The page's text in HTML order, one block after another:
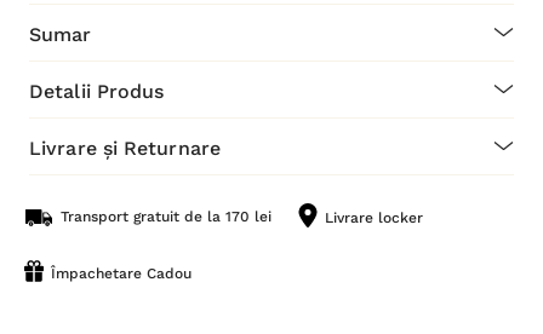
Sumar
Detalii Produs
Livrare și Returnare
Transport gratuit de la 170 lei Livrare locker
Împachetare Cadou